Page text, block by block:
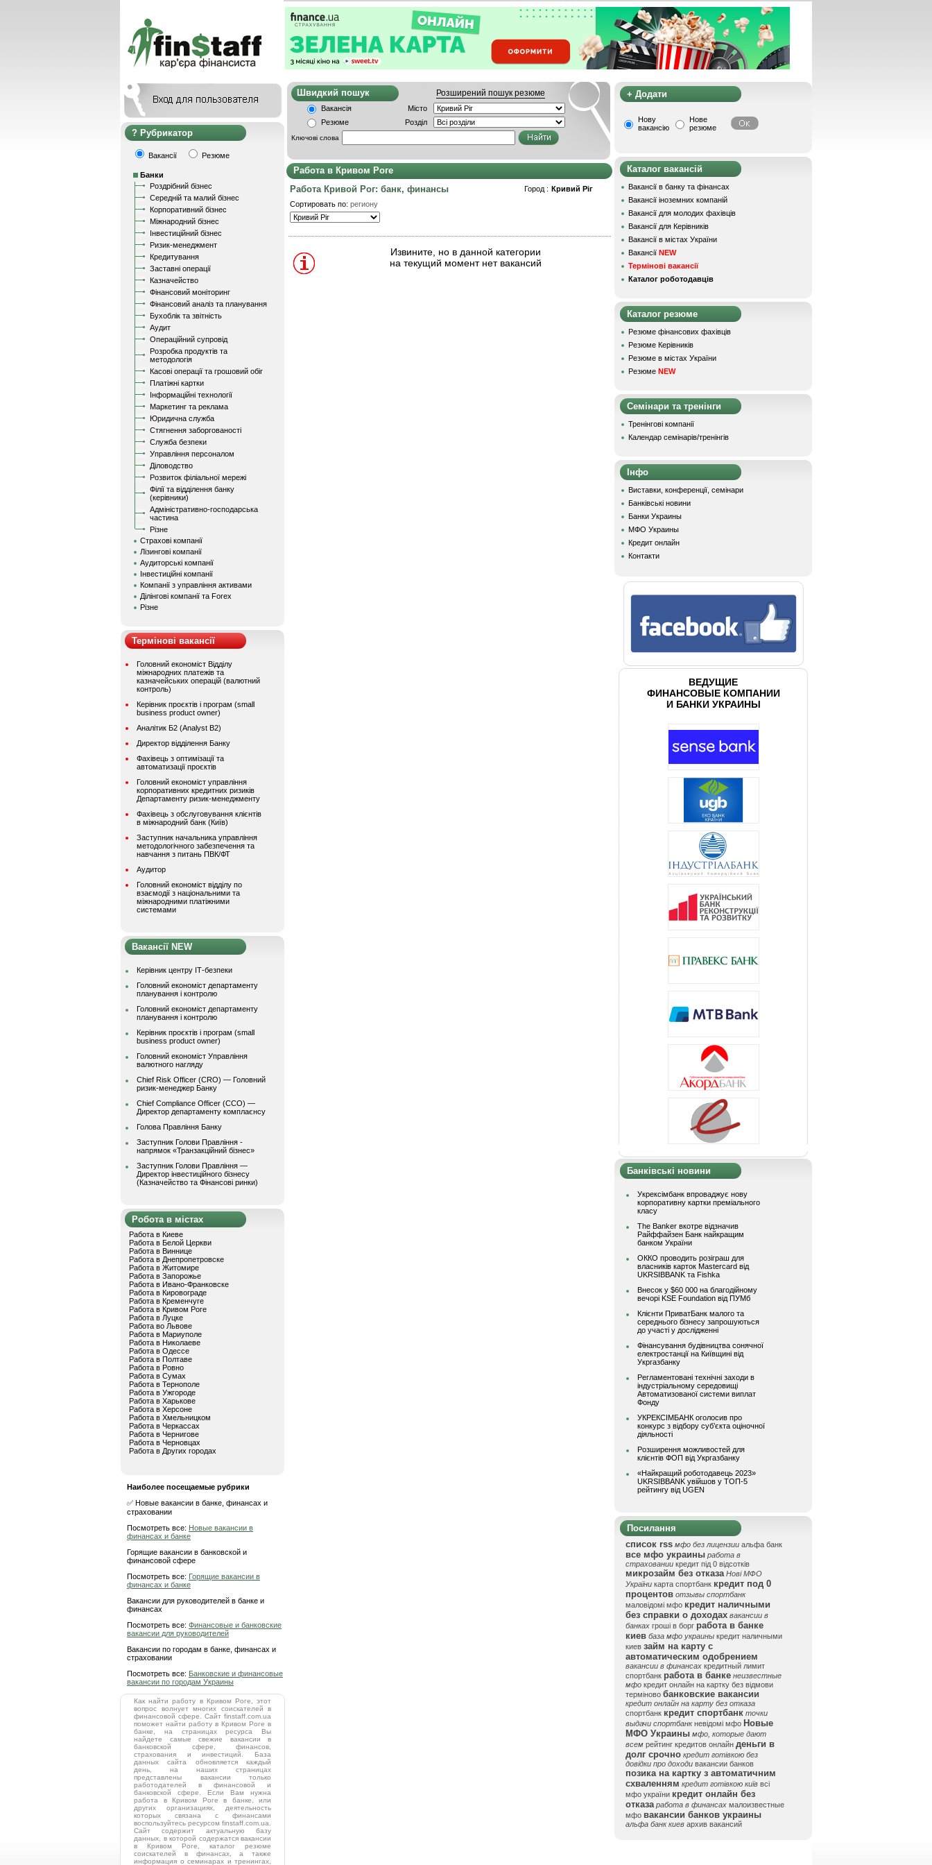
Рубрикатор
Вакансії Резюме
Банки
Роздрібний бізнес
Середній та малий бізнес
Корпоративний бізнес
Міжнародний бізнес
Інвестиційний бізнес
Ризик-менеджмент
Кредитування
Заставні операції
Казначейство
Фінансовий моніторинг
Фінансовий аналіз та планування
Бухоблік та звітність
Аудит
Операційний супровід
Розробка продуктів та
методологія
Касові операції та грошовий обіг
Платіжні картки
Інформаційні технології
Маркетинг та реклама
Юридична служба
Стягнення заборгованості
Служба безпеки
Управління персоналом
Діловодство
Розвиток філіальної мережі
Філії та відділення банку
(керівники)
Адміністративно-господарська
частина
Різне
Страхові компанії
Лізингові компанії
Аудиторські компанії
Інвестиційні компанії
Компанії з управління активами
Ділінгові компанії та Forex
Різне
Термінові вакансії
Головний економіст Відділу
міжнародних платежів та
казначейських операцій (валютний
контроль)
Керівник проєктів і програм (small
business product owner)
Аналітик Б2 (Analyst B2)
Директор відділення Банку
Фахівець з оптимізації та
автоматизації проєктів
Головний економіст управління
корпоративних кредитних ризиків
Департаменту ризик-менеджменту
Фахівець з обслуговування клієнтів
в міжнародний банк (Київ)
Заступник начальника управління
методологічного забезпечення та
навчання з питань ПВК/ФТ
Аудитор
Головний економіст відділу по
взаємодії з національними та
міжнародними платіжними
системами
Вакансії NEW
Керівник центру ІТ-безпеки
Головний економіст департаменту
планування і контролю
Головний економіст департаменту
планування і контролю
Керівник проєктів і програм (small
business product owner)
Головний економіст Управління
валютного нагляду
Chief Risk Officer (CRO) — Головний
ризик-менеджер Банку
Chief Compliance Officer (CCO) —
Директор департаменту комплаєнсу
Голова Правління Банку
Заступник Голови Правління -
напрямок «Транзакційний бізнес»
Заступник Голови Правління —
Директор інвестиційного бізнесу
(Казначейство та Фінансові ринки)
Робота в містах
Работа в Киеве
Работа в Белой Церкви
Работа в Виннице
Работа в Днепропетровске
Работа в Житомире
Работа в Запорожье
Работа в Ивано-Франковске
Работа в Кировограде
Работа в Кременчуге
Работа в Кривом Роге
Работа в Луцке
Работа во Львове
Работа в Мариуполе
Работа в Николаеве
Работа в Одессе
Работа в Полтаве
Работа в Ровно
Работа в Сумах
Работа в Тернополе
Работа в Ужгороде
Работа в Харькове
Работа в Херсоне
Работа в Хмельницком
Работа в Черкассах
Работа в Чернигове
Работа в Черновцах
Работа в Других городах
Наиболее посещаемые рубрики
✅ Новые вакансии в банке, финансах и
страховании
Посмотреть все: Новые вакансии в
финансах и банке
Горящие вакансии в банковской и
финансовой сфере
Посмотреть все: Горящие вакансии в
финансах и банке
Вакансии для руководителей в банке и
финансах
Посмотреть все: Финансовые и банковские
вакансии для руководителей
Вакансии по городам в банке, финансах и
страховании
Посмотреть все: Банковские и финансовые
вакансии по городам Украины
Как найти работу в Кривом Роге, этот
вопрос волнует многих соискателей в
финансовой сфере. Сайт finstaff.com.ua
поможет найти работу в Кривом Роге в
банке, на страницах ресурса Вы
найдете самые свежие вакансии в
банковской сфере, финансов,
страхования и инвестиций. База
данных сайта обновляется каждый
день, на наших страницах
представлены вакансии только
работодателей в финансовой и
банковской сфере. Если Вам нужна
работа в Кривом Роге в банке, или
других организациях, деятельность
которых связана с финансами
воспользуйтесь ресурсом finstaff.com.ua.
Сайт содержит актуальную базу
данных, в которой содержатся вакансии
в Кривом Роге, каталог резюме
соискателей в финансах, а также
информация о семинарах и тренингах,
Швидкий пошук Розширений пошук резюме
Вакансія
Місто
Резюме
Розділ
Ключові слова
Работа в Кривом Роге
Работа Кривой Рог: банк, финансы
Сортировать по: региону
Город : Кривий Ріг
Извините, но в данной категории
на текущий момент нет вакансий
+ Додати
Нову
вакансію
Нове
резюме
Каталог вакансій
Вакансії в банку та фінансах
Вакансії іноземних компаній
Вакансії для молодих фахівців
Вакансії для Керівників
Вакансії в містах України
Вакансії NEW
Термінові вакансії
Каталог роботодавців
Каталог резюме
Резюме фінансових фахівців
Резюме Керівників
Резюме в містах України
Резюме NEW
Семінари та тренінги
Тренінгові компанії
Календар семінарів/тренінгів
Інфо
Виставки, конференції, семінари
Банківські новини
Банки Украины
МФО Украины
Кредит онлайн
Контакти
ВЕДУЩИЕ
ФИНАНСОВЫЕ КОМПАНИИ
И БАНКИ УКРАИНЫ
Банківські новини
Укрексімбанк впроваджує нову
корпоративну картки преміального
класу
The Banker вкотре відзначив
Райффайзен Банк найкращим
банком України
ОККО проводить розіграш для
власників карток Mastercard від
UKRSIBBANK та Fishka
Внесок у $60 000 на благодійному
вечорі KSE Foundation від ПУМб
Клієнти ПриватБанк малого та
середнього бізнесу запрошуються
до участі у дослідженні
Фінансування будівництва сонячної
електростанції на Київщині від
Укргазбанку
Регламентовані технічні заходи в
індустріальному середовищі
Автоматизованої системи виплат
Фонду
УКРЕКСІМБАНК оголосив про
конкурс з відбору суб’єкта оціночної
діяльності
Розширення можливостей для
клієнтів ФОП від Укргазбанку
«Найкращий роботодавець 2023»
UKRSIBBANK увійшов у ТОП-5
рейтингу від UGEN
Посилання
список rss мфо без лицензии альфа банк
все мфо украины работа в
страховании кредит під 0 відсотків
микрозайм без отказа Нові МФО
України карта спортбанк кредит под 0
процентов отзывы спортбанк
маловідомі мфо кредит наличными
без справки о доходах вакансии в
банках гроші в борг работа в банке
киев база мфо украины кредит наличными
киев займ на карту с
автоматическим одобрением
вакансии в финансах кредитный лимит
спортбанк работа в банке неизвестные
мфо кредит онлайн на картку без відмови
терміново банковские вакансии
кредит онлайн на карту без отказа
спортбанк кредит спортбанк точки
выдачи спортбанк невідомі мфо Новые
МФО Украины мфо, которые дают
всем рейтинг кредитов онлайн деньги в
долг срочно кредит готівкою без
довідки про доходи вакансии банков
позика на картку з автоматичним
схваленням кредит готівкою київ всі
мфо україни кредит онлайн без
отказа работа в финансах малоизвестные
мфо вакансии банков украины
альфа банк киев архив вакансий